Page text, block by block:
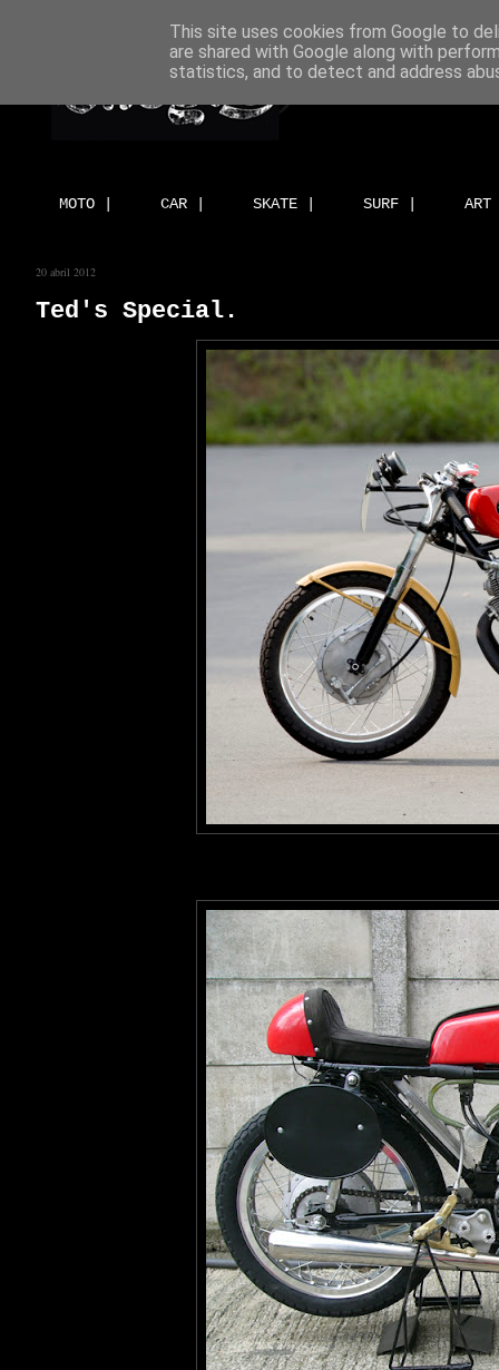
MOTO | CAR | SKATE | SURF |
20 abril 2012
Ted's Special.
This site uses cookies from Google to
are shared with Google along with
statistics, and to detect and address